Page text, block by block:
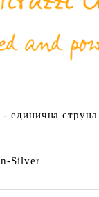
единична
Silver